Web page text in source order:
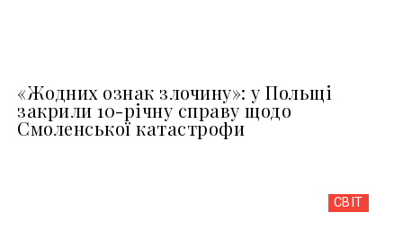
«Жодних ознак злочину»: у Польщі
закрили 10-річну справу щодо
Смоленської катастрофи
СВІТ